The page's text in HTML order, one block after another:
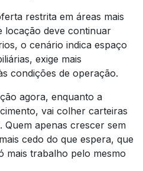
restrita em áreas mais
locação deve continuar
o cenário indica espaço
exige mais
condições de operação.
agora, enquanto a
vai colher carteiras
Quem apenas crescer sem
cedo do que espera, que
mais trabalho pelo mesmo